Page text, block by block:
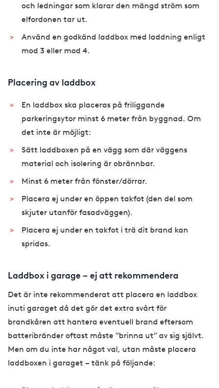
och ledningar som klarar den mängd ström som
elfordonen tar ut.
Använd en godkänd laddbox med laddning enligt
mod 3 eller mod 4.
Placering av laddbox
En laddbox ska placeras på friliggande
parkeringsytor minst 6 meter från byggnad. Om
det inte är möjligt:
Sätt laddboxen på en vägg som där väggens
material och isolering är obrännbar.
Minst 6 meter från fönster/dörrar.
Placera ej under en öppen takfot (den del som
skjuter utanför fasadväggen).
Placera ej under en takfot i trä dit brand kan
spridas.
Laddbox i garage – ej att rekommendera
Det är inte rekommenderat att placera en laddbox
inuti garaget då det gör det extra svårt för
brandkåren att hantera eventuell brand eftersom
batteribränder oftast måste ”brinna ut” av sig självt.
Men om du inte har något val, utan måste placera
laddboxen i garaget – tänk på följande: